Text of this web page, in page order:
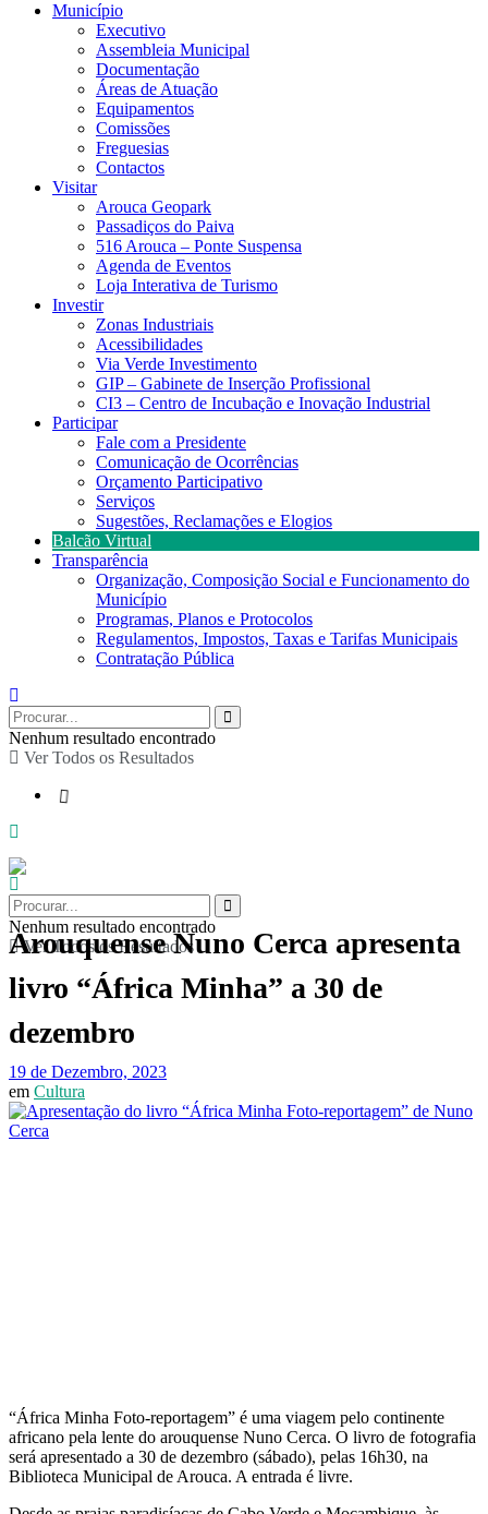
Município
Executivo
Assembleia Municipal
Documentação
Áreas de Atuação
Equipamentos
Comissões
Freguesias
Contactos
Visitar
Arouca Geopark
Passadiços do Paiva
516 Arouca – Ponte Suspensa
Agenda de Eventos
Loja Interativa de Turismo
Investir
Zonas Industriais
Acessibilidades
Via Verde Investimento
GIP – Gabinete de Inserção Profissional
CI3 – Centro de Incubação e Inovação Industrial
Participar
Fale com a Presidente
Comunicação de Ocorrências
Orçamento Participativo
Serviços
Sugestões, Reclamações e Elogios
Balcão Virtual
Transparência
Organização, Composição Social e Funcionamento do
Município
Programas, Planos e Protocolos
Regulamentos, Impostos, Taxas e Tarifas Municipais
Contratação Pública
Nenhum resultado encontrado
Ver Todos os Resultados
Nenhum resultado encontrado
Ver Todos os Resultados
Arouquense Nuno Cerca apresenta
livro “África Minha” a 30 de
dezembro
19 de Dezembro, 2023
em Cultura
“África Minha Foto-reportagem” é uma viagem pelo continente
africano pela lente do arouquense Nuno Cerca. O livro de fotografia
será apresentado a 30 de dezembro (sábado), pelas 16h30, na
Biblioteca Municipal de Arouca. A entrada é livre.